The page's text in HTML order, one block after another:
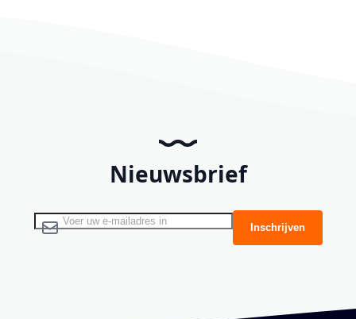
Nieuwsbrief
Abonneer u op onze nieuwsbrief Inschrijven